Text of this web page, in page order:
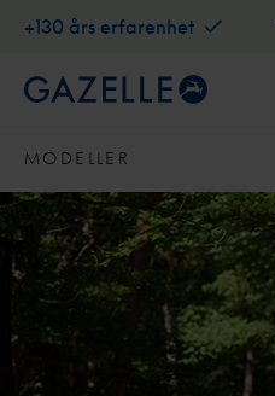
+130 års erfarenhet
MODELLER